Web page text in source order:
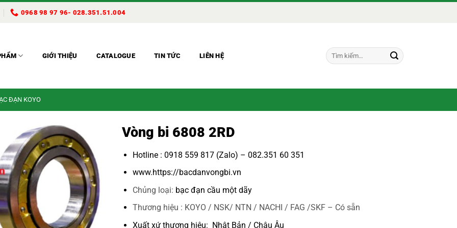
0968 98 97 96- 028.351.51.004
GIỚI THIỆU CATALOGUE TIN TỨC LIÊN HỆ
Tìm
kiếm:
ĐẠN KOYO
Vòng bi 6808 2RD
Hotline : 0918 559 817 (Zalo) – 082.351 60 351
www.https://bacdanvongbi.vn
Chủng loại: bạc đạn cầu một dãy
Thương hiệu : KOYO / NSK/ NTN / NACHI / FAG /SKF – Có sẵn
Xuất xứ thương hiệu: Nhật Bản / Châu Âu